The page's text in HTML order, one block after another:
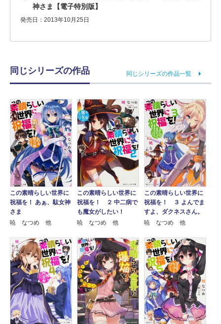
神さま【電子特別版】
発売日：2013年10月25日
同じシリーズの作品 同じシリーズの作品一覧
この素晴らしい世界に
祝福を！ あぁ、駄女神
さま
暁 なつめ 他
この素晴らしい世界に
祝福を！ ２ 中二病で
も魔女がしたい！
暁 なつめ 他
この素晴らしい世界に
祝福を！ ３ よんでま
すよ、ダクネスさん。
暁 なつめ 他